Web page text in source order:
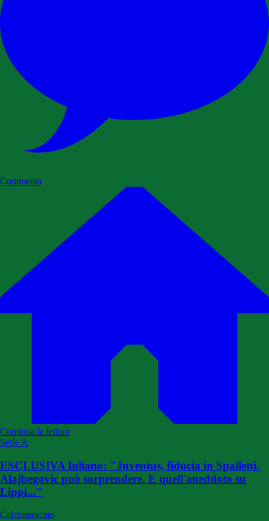
Commenta
Continua la lettura
Serie A
ESCLUSIVA Iuliano: "Juventus, fiducia in Spalletti.
Alajbegovic può sorprendere. E quell'aneddoto su
Lippi..."
Calciomercato